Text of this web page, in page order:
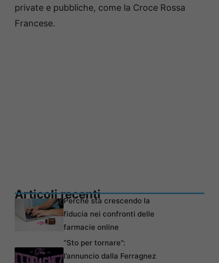
private e pubbliche, come la Croce Rossa
Francese.
Articoli recentiPerché sta crescendo la
fiducia nei confronti delle
farmacie online
“Sto per tornare”:
l’annuncio dalla Ferragnez